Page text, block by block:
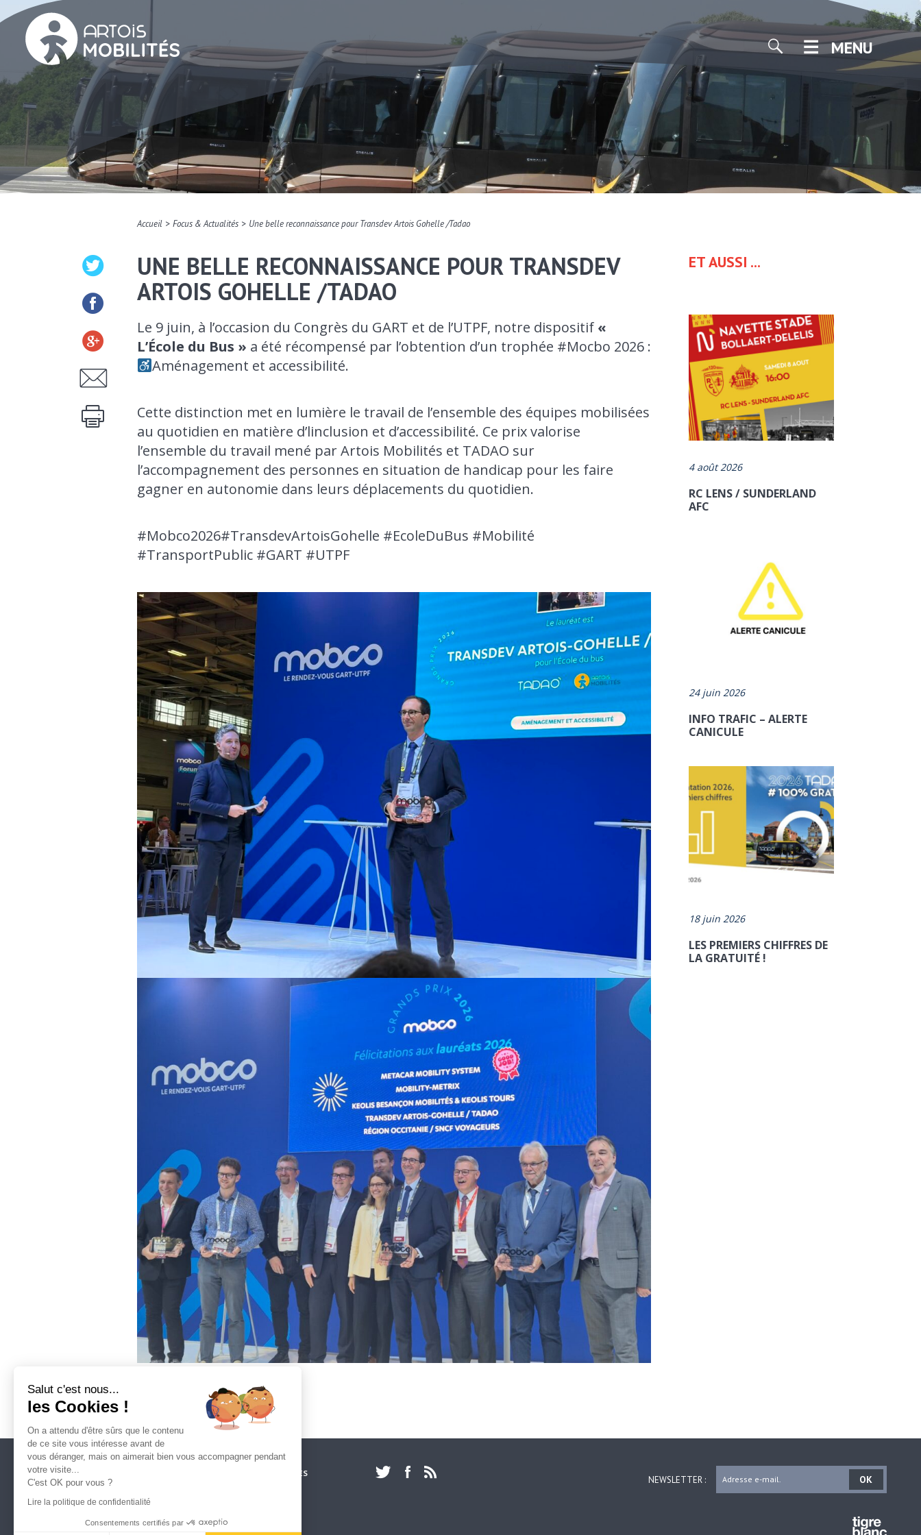
MENU
Accueil > Focus & Actualités > Une belle reconnaissance pour Transdev Artois Gohelle /Tadao
UNE BELLE RECONNAISSANCE POUR TRANSDEV
ARTOIS GOHELLE /TADAO
Le 9 juin, à l’occasion du Congrès du GART et de l’UTPF, notre dispositif «
L’École du Bus » a été récompensé par l’obtention d’un trophée #Mocbo 2026 :
Aménagement et accessibilité.
Cette distinction met en lumière le travail de l’ensemble des équipes mobilisées
au quotidien en matière d’linclusion et d’accessibilité. Ce prix valorise
l’ensemble du travail mené par Artois Mobilités et TADAO sur
l’accompagnement des personnes en situation de handicap pour les faire
gagner en autonomie dans leurs déplacements du quotidien.
#Mobco2026#TransdevArtoisGohelle #EcoleDuBus #Mobilité
#TransportPublic #GART #UTPF
ENVOYER CE CONTENU PAR EMAIL :
ET AUSSI ...
4 août 2026
RC LENS / SUNDERLAND
AFC
24 juin 2026
INFO TRAFIC – ALERTE
CANICULE
18 juin 2026
LES PREMIERS CHIFFRES DE
LA GRATUITÉ !
CRÉDITS
MENTIONS LÉGALES
POLITIQUE DE CONFIDENTIALITÉ
NEWSLETTER : OK
39, rue du 14 juillet
Salut c'est nous...
les Cookies !
On a attendu d'être sûrs que le contenu
de ce site vous intéresse avant de
vous déranger, mais on aimerait bien vous accompagner pendant
votre visite...
C'est OK pour vous ?
Lire la politique de confidentialité
Consentements certifiés par